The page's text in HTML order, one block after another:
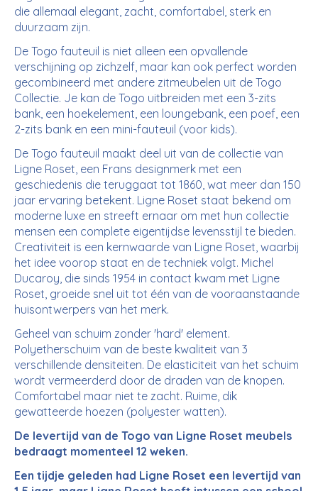
die allemaal elegant, zacht, comfortabel, sterk en
duurzaam zijn.
De Togo fauteuil is niet alleen een opvallende
verschijning op zichzelf, maar kan ook perfect worden
gecombineerd met andere zitmeubelen uit de Togo
Collectie. Je kan de Togo uitbreiden met een 3-zits
bank, een hoekelement, een loungebank, een poef, een
2-zits bank en een mini-fauteuil (voor kids).
De Togo fauteuil maakt deel uit van de collectie van
Ligne Roset, een Frans designmerk met een
geschiedenis die teruggaat tot 1860, wat meer dan 150
jaar ervaring betekent. Ligne Roset staat bekend om
moderne luxe en streeft ernaar om met hun collectie
mensen een complete eigentijdse levensstijl te bieden.
Creativiteit is een kernwaarde van Ligne Roset, waarbij
het idee voorop staat en de techniek volgt. Michel
Ducaroy, die sinds 1954 in contact kwam met Ligne
Roset, groeide snel uit tot één van de vooraanstaande
huisontwerpers van het merk.
Geheel van schuim zonder 'hard' element.
Polyetherschuim van de beste kwaliteit van 3
verschillende densiteiten. De elasticiteit van het schuim
wordt vermeerderd door de draden van de knopen.
Comfortabel maar niet te zacht. Ruime, dik
gewatteerde hoezen (polyester watten).
De levertijd van de Togo van Ligne Roset meubels
bedraagt momenteel 12 weken.
Een tijdje geleden had Ligne Roset een levertijd van